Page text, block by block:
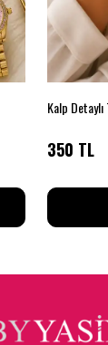
Kalp Detaylı
350 TL